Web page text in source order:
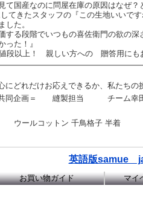
て国産なのに問屋在庫の原因はなぜ
てきたスタッフの『この生地いいで
した。
する段階でいつもの喜佐衛門の欲の
った！』
段以上！ 親しい方への 贈答用にも
にどれだけお応えできるか、私たちの
じ共同企画＝ 縫製担当 チーム幸
ウールコットン 千鳥格子 半着
英語版samue
お買い物ガイド マイ